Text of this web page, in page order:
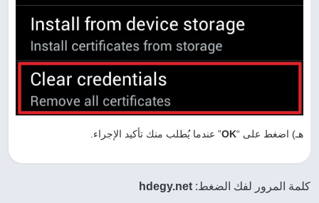
هـ) اضغط على “OK” عندما يُطلب منك تأكيد الإجراء.
كلمة المرور لفك الضغط: hdegy.net